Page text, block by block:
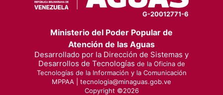
G-20012771-6
Ministerio del Poder Popular de
Atención de las Aguas
Desarrollado por la Dirección de Sistemas y
Desarrollos de Tecnologías de la Oficina de
Tecnologías de la Información y la Comunicación
MPPAA | tecnologia@minaguas.gob.ve
Copyright ©2026